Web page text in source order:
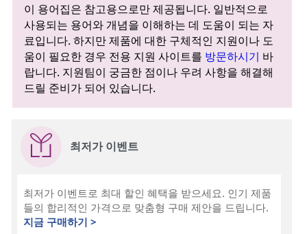
이 용어집은 참고용으로만 제공됩니다. 일반적으로
사용되는 용어와 개념을 이해하는 데 도움이 되는 자
료입니다. 하지만 제품에 대한 구체적인 지원이나 도
움이 필요한 경우 전용 지원 사이트를 방문하시기 바
랍니다. 지원팀이 궁금한 점이나 우려 사항을 해결해
드릴 준비가 되어 있습니다.
최저가 이벤트
최저가 이벤트로 최대 할인 혜택을 받으세요. 인기 제품
들의 합리적인 가격으로 맞춤형 구매 제안을 드립니다.
지금 구매하기 >